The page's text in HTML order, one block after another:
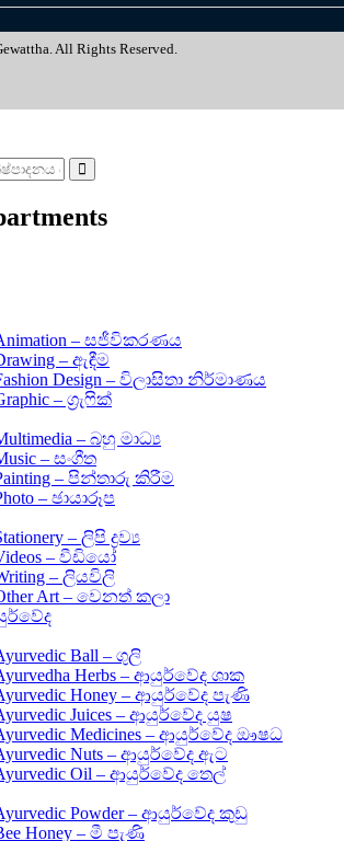
All Rights Reserved.
– සජීවිකරණය
– ඇඳීම
Design – විලාසිතා නිර්මාණය
– ග්‍රැෆික්
– බහු මාධ්‍ය
– සංගීත
– පින්තාරු කිරීම
– ඡායාරූප
– ලිපි ද්‍රව්‍ය
– වීඩියෝ
– ලියවිලි
Art – වෙනත් කලා
Ball – ගුලි
Herbs – ආයුර්වේද ශාක
Honey – ආයුර්වේද පැණි
Juices – ආයුර්වේද යුෂ
Medicines – ආයුර්වේද ඖෂධ
Nuts – ආයුර්වේද ඇට
Oil – ආයුර්වේද තෙල්
Powder – ආයුර්වේද කුඩු
Honey – මී පැණි